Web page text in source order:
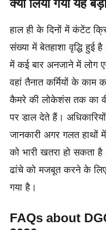
क्यों लिया गया यह
हाल ही के दिनों में कंटेंट
संख्या में बेतहाशा वृद्धि
में कई बार अनजाने में लोग
वहां तैनात कर्मियों के काम
कैमरे की लोकेशंस तक का
पर डाल देते हैं।
जानकारी अगर गलत हाथों
को भारी खतरा हो सकता
ढांचे को मजबूत करने के लिए
गया है।
FAQs about